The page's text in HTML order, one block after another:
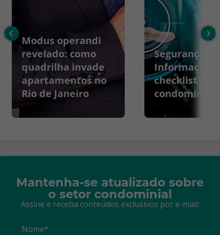
Modus operandi
revelado: como
quadrilha invade
apartamentos no
Rio de Janeiro
Segurança da
Informação:
checklist
condomínios
‹ ›
Mantenha-se atualizado sobre
o setor condominial
Assine e receba conteúdos exclusivos por e-mail:
Nome*